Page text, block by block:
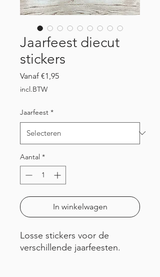
Jaarfeest diecut
stickers
Vanaf €1,95Verkoopprijs
incl.BTW
Jaarfeest *
Aantal *
In winkelwagen
Losse stickers voor de
verschillende jaarfeesten.